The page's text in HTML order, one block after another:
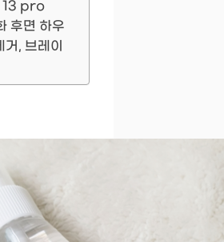
13 pro
후면 하우
, 브레이